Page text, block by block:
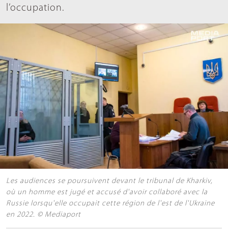
l’occupation.
Les audiences se poursuivent devant le tribunal de Kharkiv,
où un homme est jugé et accusé d'avoir collaboré avec la
Russie lorsqu'elle occupait cette région de l'est de l'Ukraine
en 2022. © Mediaport